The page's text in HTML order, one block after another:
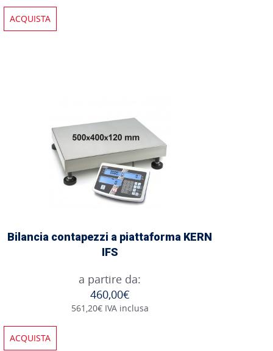
ACQUISTA
Bilancia contapezzi a piattaforma KERN
IFS
a partire da:
460,00€
561,20€ IVA inclusa
ACQUISTA